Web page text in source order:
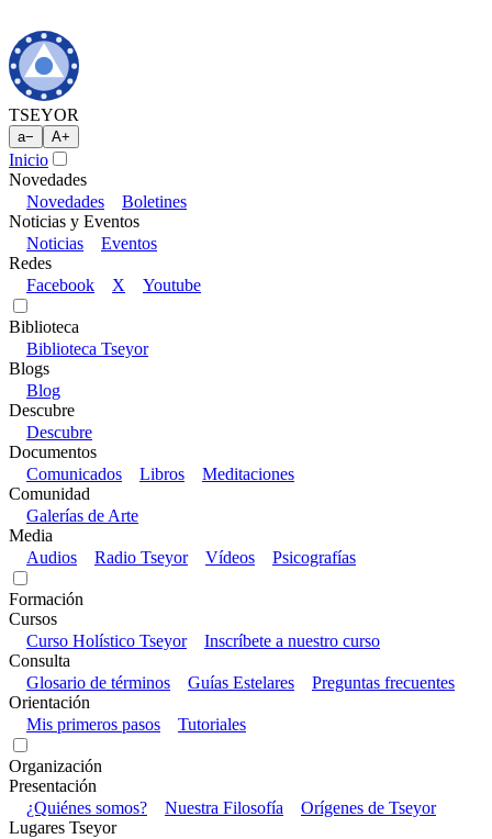
TSEYOR
a− A+
Inicio
Novedades
Novedades
Boletines
Noticias y Eventos
Noticias
Eventos
Redes
Facebook
X Youtube
Biblioteca
Biblioteca Tseyor
Blogs
Blog
Descubre
Descubre
Documentos
Comunicados
Libros
Meditaciones
Comunidad
Galerías de Arte
Media
Audios
Radio Tseyor Vídeos Psicografías
Formación
Cursos
Curso Holístico Tseyor
Inscríbete a nuestro curso
Consulta
Glosario de términos
Guías Estelares
Preguntas frecuentes
Orientación
Mis primeros pasos
Tutoriales
Organización
Presentación
¿Quiénes somos?
Nuestra Filosofía
Orígenes de Tseyor
Lugares Tseyor